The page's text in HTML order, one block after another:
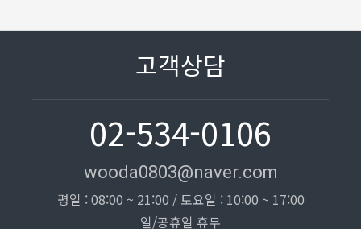
고객상담
02-534-0106
wooda0803@naver.com
평일 : 08:00 ~ 21:00 / 토요일 : 10:00 ~ 17:00
일/공휴일 휴무